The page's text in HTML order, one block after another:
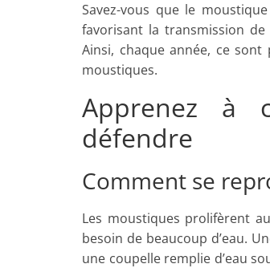
Savez-vous que le
favorisant la transmission de
Ainsi, chaque année, ce
moustiques.
Apprenez à
défendre
Comment se
Les moustiques prolifèrent
besoin de beaucoup d’eau.
une coupelle remplie d’eau